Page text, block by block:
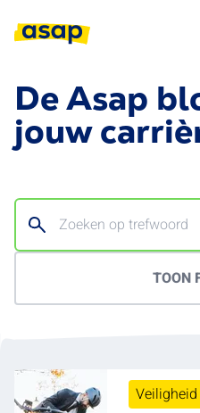
De Asap
jouw
TOON
Veiligheid